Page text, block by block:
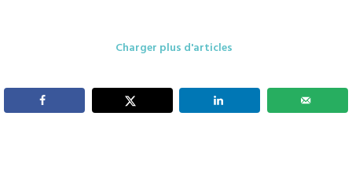
Charger plus d'articles